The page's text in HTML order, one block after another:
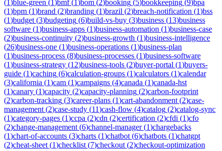
(1)blue-green (1)bmf(1)bom (2)booking (5)bookkeeping (9)bpa
(1)bpm (1)brand (2)branding (1)brazil (2)breach-notification (1)bss
(1)budget (3)budgeting (6)build-vs-buy (3)business (13)business
software (1)business-apps (1)business-automation (1)business-case
(2)business-continuity (2)business-growth (1)business-intelligence
(26)business-one (1)business-operations (1)business-plan
(1)business-process (8)business-processes (1)business-software
(1)business-strategy (12)business-tools (2)buyer-portal (1)buyers-
guide (1)caching (6)calculation-groups (1)calculators (1)calendar
(3)california (1)cam (1)campaigns (4)canada (1)canada-hst
(1)canary (1)capacity (2)capacity-planning (2)carbon-footprint
(2)carbon-tracking (3)career-plans (1)cart-abandonment (2)case-
management (2)case-study (11)cash-flow (4)catalog (2)catalog-sync
(1)category-pages (1)ccpa (2)cdn (2)certification (2)cfdi (1)cfo
(2)change-management (6)channel-manager(1)chargebacks
(1)chart-of-accounts (3)charts (1)chatbot (6)chatbots (1)chatgpt
(2)cheat-sheet (1)checklist (7)checkout (2)checkout-optimization